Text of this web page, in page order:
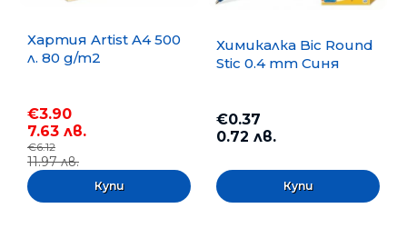
Хартия Artist A4 500
л. 80 g/m2
€3.90
7.63 лв.
€6.12
11.97 лв.
Химикалка Bic Round
Stic 0.4 mm Синя
€0.37
0.72 лв.